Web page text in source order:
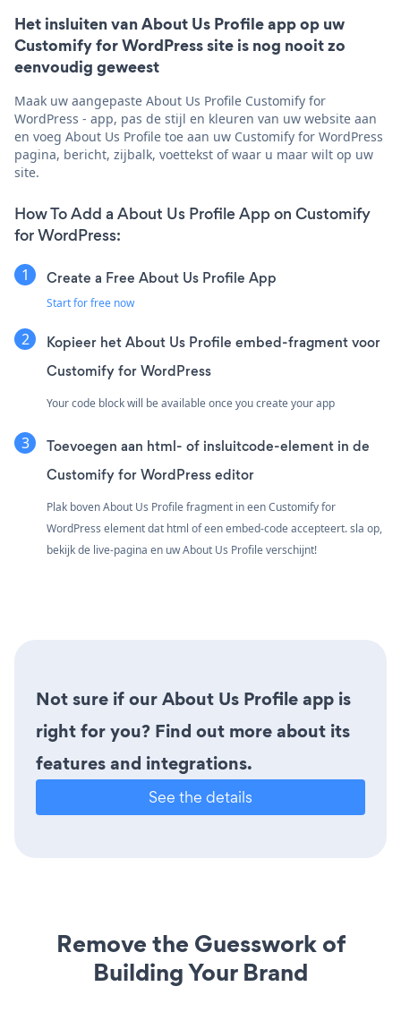
Het insluiten van About Us Profile app op uw
Customify for WordPress site is nog nooit zo
eenvoudig geweest
Maak uw aangepaste About Us Profile Customify for
WordPress - app, pas de stijl en kleuren van uw website aan
en voeg About Us Profile toe aan uw Customify for WordPress
pagina, bericht, zijbalk, voettekst of waar u maar wilt op uw
site.
How To Add a About Us Profile App on Customify
for WordPress:
Create a Free About Us Profile App
Start for free now
Kopieer het About Us Profile embed-fragment voor
Customify for WordPress
Your code block will be available once you create your app
Toevoegen aan html- of insluitcode-element in de
Customify for WordPress editor
Plak boven About Us Profile fragment in een Customify for
WordPress element dat html of een embed-code accepteert. sla op,
bekijk de live-pagina en uw About Us Profile verschijnt!
Not sure if our About Us Profile app is
right for you? Find out more about its
features and integrations.
See the details
Remove the Guesswork of
Building Your Brand